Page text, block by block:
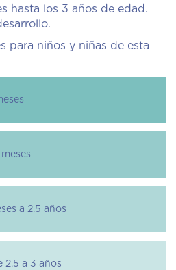
hasta los 3 años de edad.
para niños y niñas de esta
meses
a 2.5 años
2.5 a 3 años